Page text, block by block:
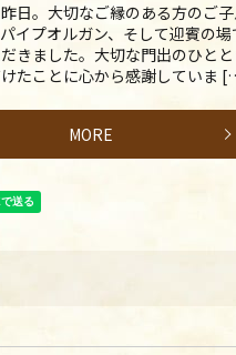
日。大切なご縁のある方のご
イプオルガン、そして迎賓の
きました。大切な門出のひと
たことに心から感謝していま
MORE